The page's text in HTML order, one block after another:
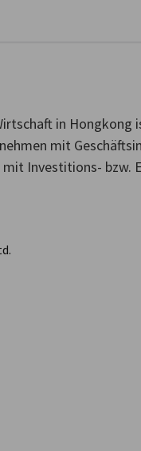
in Hongkong
mit
Investitions- bzw.